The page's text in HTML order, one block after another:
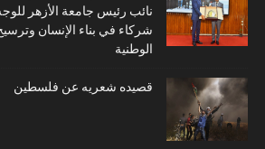
نائب رئيس جامعة الأزهر
شركاء في بناء الإنسان
الوطنية
قصيده شعريه عن فلسطين